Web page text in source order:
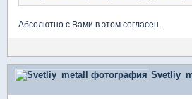
Абсолютно с Вами в этом согласен.